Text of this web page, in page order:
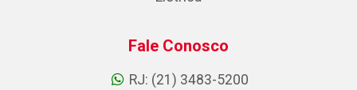
Fale Conosco
RJ: (21) 3483-5200